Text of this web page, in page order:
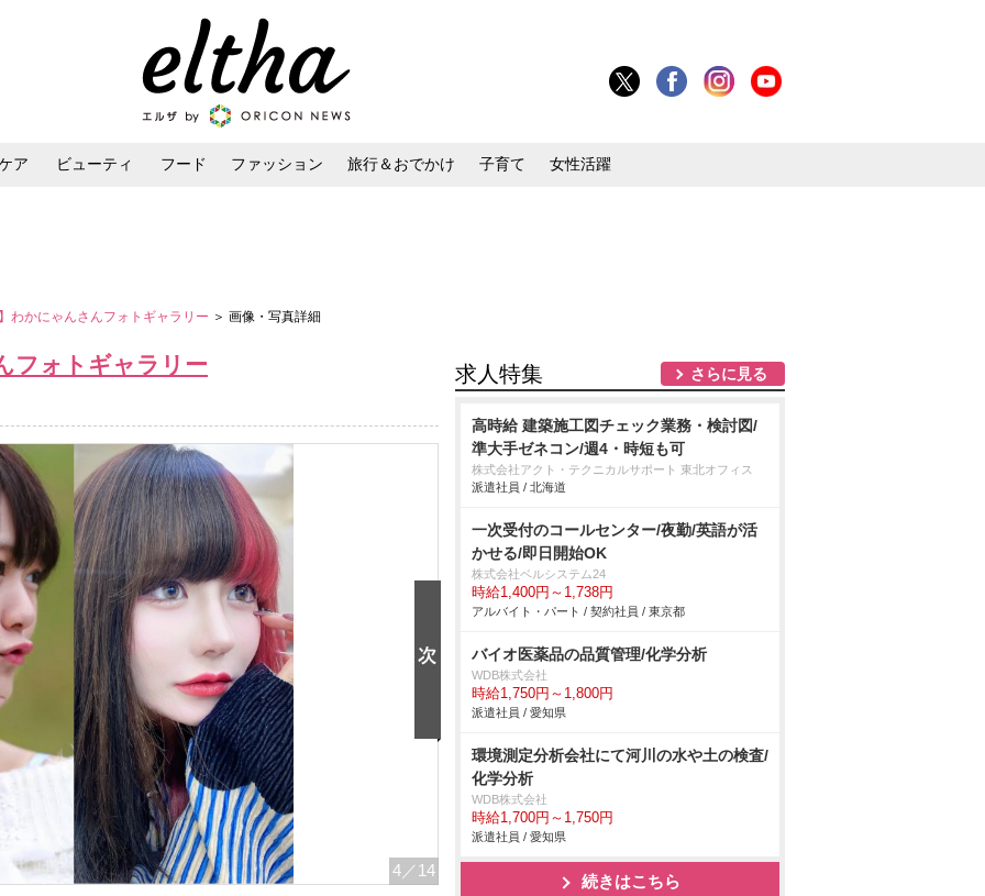
ア ビューティ フード ファッション 旅行＆おでかけ 子育て 女性活躍
わかにゃんさんフォトギャラリー ＞ 画像・写真詳細
フォトギャラリー
4 ／14
求人特集 さらに見る
高時給 建築施工図チェック業務・検討図/
準大手ゼネコン/週4・時短も可
株式会社アクト・テクニカルサポート 東北オフィス
派遣社員 / 北海道
一次受付のコールセンター/夜勤/英語が活
かせる/即日開始OK
株式会社ベルシステム24
時給1,400円～1,738円
アルバイト・パート / 契約社員 / 東京都
バイオ医薬品の品質管理/化学分析
WDB株式会社
時給1,750円～1,800円
派遣社員 / 愛知県
環境測定分析会社にて河川の水や土の検査/
化学分析
WDB株式会社
時給1,700円～1,750円
派遣社員 / 愛知県
続きはこちら